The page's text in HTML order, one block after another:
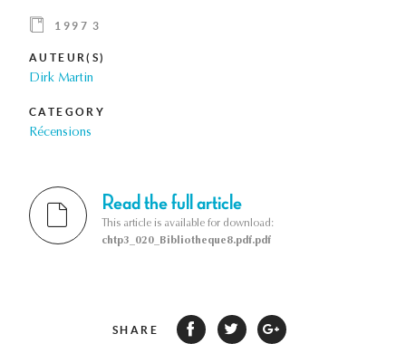
1997 3
AUTEUR(S)
Dirk Martin
CATEGORY
Récensions
Read the full article
This article is available for download:
chtp3_020_Bibliotheque8.pdf.pdf
SHARE